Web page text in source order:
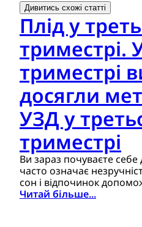
Дивитись схожі статті
Плід у
триместрі.
триместрі
досягли
УЗД у
триместрі
Ви зараз почуваєте себе
часто означає
сон і відпочинок
себе краще. Як зберегти
Читай більше...